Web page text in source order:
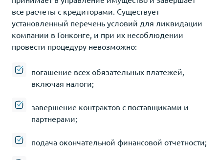
все расчеты с кредиторами. Существует
установленный перечень условий для ликвидации
компании в Гонконге, и при их несоблюдении
провести процедуру невозможно:
погашение всех обязательных платежей,
включая налоги;
завершение контрактов с поставщиками и
партнерами;
подача окончательной финансовой отчетности;